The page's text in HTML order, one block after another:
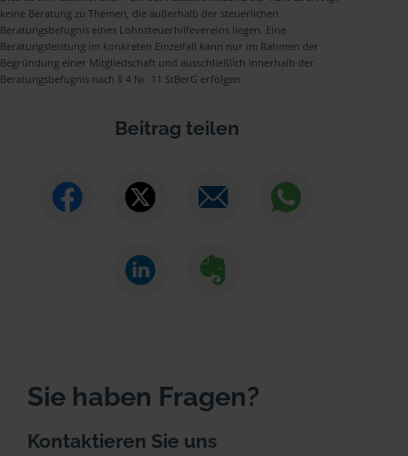
keine Beratung zu Themen, die außerhalb der steuerlichen
Beratungsbefugnis eines Lohnsteuerhilfevereins liegen. Eine
Beratungsleistung im konkreten Einzelfall kann nur im Rahmen der
Begründung einer Mitgliedschaft und ausschließlich innerhalb der
Beratungsbefugnis nach § 4 Nr. 11 StBerG erfolgen.
Beitrag teilen
Sie haben Fragen?
Kontaktieren Sie uns